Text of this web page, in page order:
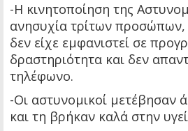
-Η κινητοποίηση της
ανησυχία τρίτων προσώπων,
δεν είχε εμφανιστεί σε
δραστηριότητα και δεν
τηλέφωνο.
-Οι αστυνομικοί μετέβησαν
και τη βρήκαν καλά στην